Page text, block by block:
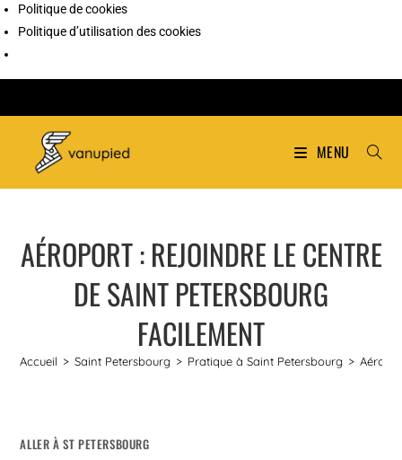
Politique de cookies
Politique d’utilisation des cookies
MENU
AÉROPORT : REJOINDRE LE CENTRE
DE SAINT PETERSBOURG
FACILEMENT
Accueil > Saint Petersbourg > Pratique à Saint Petersbourg >
ALLER À ST PETERSBOURG